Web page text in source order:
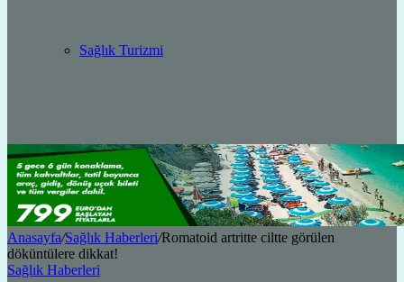
Sağlık Turizmi
Anasayfa/Sağlık Haberleri/Romatoid artritte ciltte görülen
döküntülere dikkat!
Sağlık Haberleri